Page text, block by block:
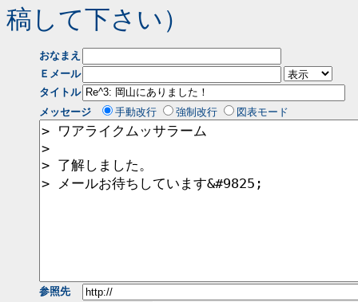
稿して下さい）
おなまえ
Ｅメール
タイトル
メッセージ
手動改行 強制改行 図表モード
参照先